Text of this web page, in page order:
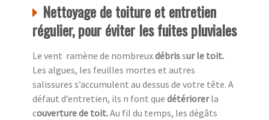
Nettoyage de toiture et entretien
régulier, pour éviter les fuites pluviales
Le vent ramène de nombreuxdébrissur le toit.
Les algues, les feuilles mortes et autres
salissures s’accumulent au dessus de votre tête. A
défaut d’entretien, ils n font que détériorerla
couverture de toit.Au fil du temps, les dégâts